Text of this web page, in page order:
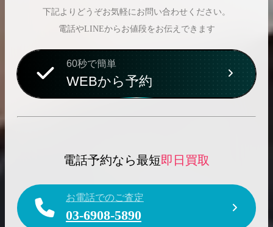
下記よりどうぞお気軽にお問い合わせください。
電話やLINEからお値段をお伝えできます
60秒で簡単
WEBから予約
電話予約なら最短即日買取
お電話でのご査定
03-6908-5890